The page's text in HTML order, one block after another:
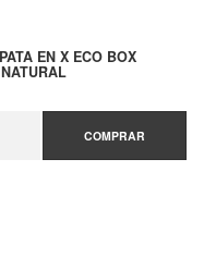
EN X ECO BOX
COMPRAR